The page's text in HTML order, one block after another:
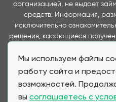
Мы используем файлы
работу сайта и
возможностей.
вы соглашаетесь с
организацией, не выдает
средств. Информация,
исключительно
решения, касающиеся
предоставляющими данные
данном сайте. Важно
соответствуют условиям,
МФО и банками при прямом